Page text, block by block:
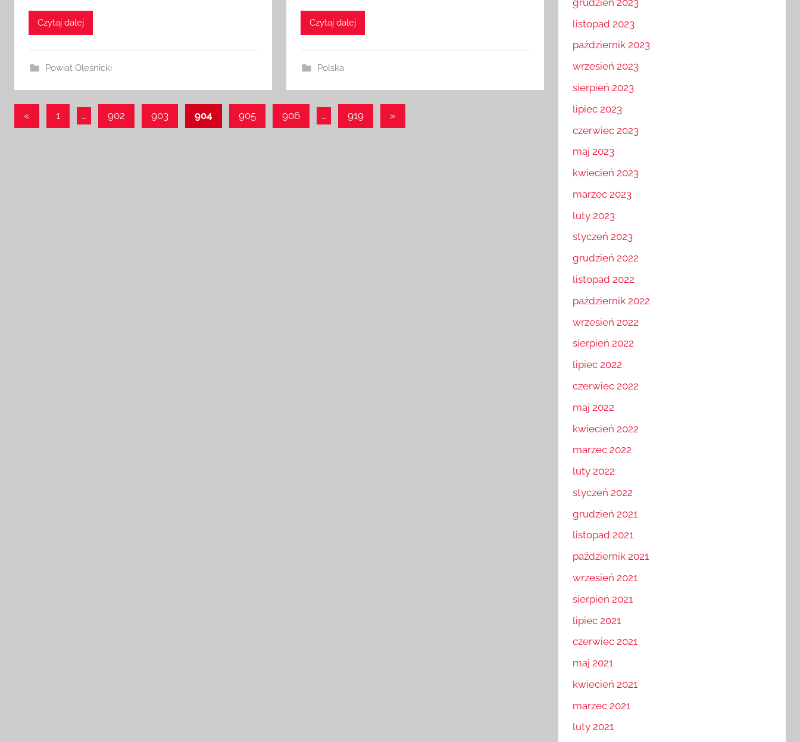
Czytaj dalej
Powiat Oleśnicki
Czytaj dalej
Polska
Stronicowanie
« Poprzednie
1 … 902 903 904 905 906 … 919
Następne
»
grudzień 2023
listopad 2023
październik 2023
wrzesień 2023
sierpień 2023
lipiec 2023
czerwiec 2023
maj 2023
kwiecień 2023
marzec 2023
luty 2023
styczeń 2023
grudzień 2022
listopad 2022
październik 2022
wrzesień 2022
sierpień 2022
lipiec 2022
czerwiec 2022
maj 2022
kwiecień 2022
marzec 2022
luty 2022
styczeń 2022
grudzień 2021
listopad 2021
październik 2021
wrzesień 2021
sierpień 2021
lipiec 2021
czerwiec 2021
maj 2021
kwiecień 2021
marzec 2021
luty 2021